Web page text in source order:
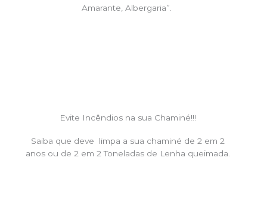
Amarante, Albergaria”.
Evite Incêndios na sua Chaminé!!!
Saiba que deve limpa a sua chaminé de 2 em 2
anos ou de 2 em 2 Toneladas de Lenha queimada.